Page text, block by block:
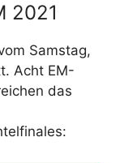
2021
Samstag,
Acht EM-
das